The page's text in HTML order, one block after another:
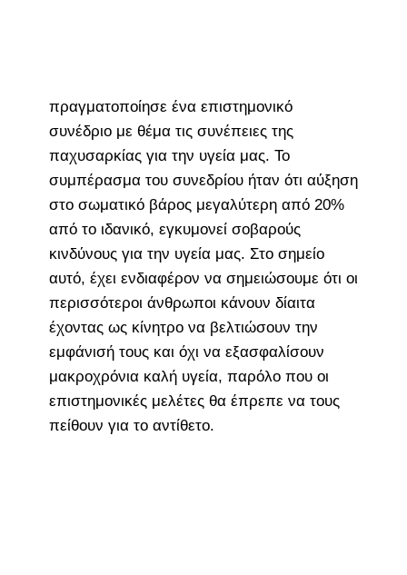
πραγματοποίησε ένα επιστημονικό
συνέδριο με θέμα τις συνέπειες της
παχυσαρκίας για την υγεία μας. Το
συμπέρασμα του συνεδρίου ήταν ότι αύξηση
στο σωματικό βάρος μεγαλύτερη από 20%
από το ιδανικό, εγκυμονεί σοβαρούς
κινδύνους για την υγεία μας. Στο σημείο
αυτό, έχει ενδιαφέρον να σημειώσουμε ότι οι
περισσότεροι άνθρωποι κάνουν δίαιτα
έχοντας ως κίνητρο να βελτιώσουν την
εμφάνισή τους και όχι να εξασφαλίσουν
μακροχρόνια καλή υγεία, παρόλο που οι
επιστημονικές μελέτες θα έπρεπε να τους
πείθουν για το αντίθετο.